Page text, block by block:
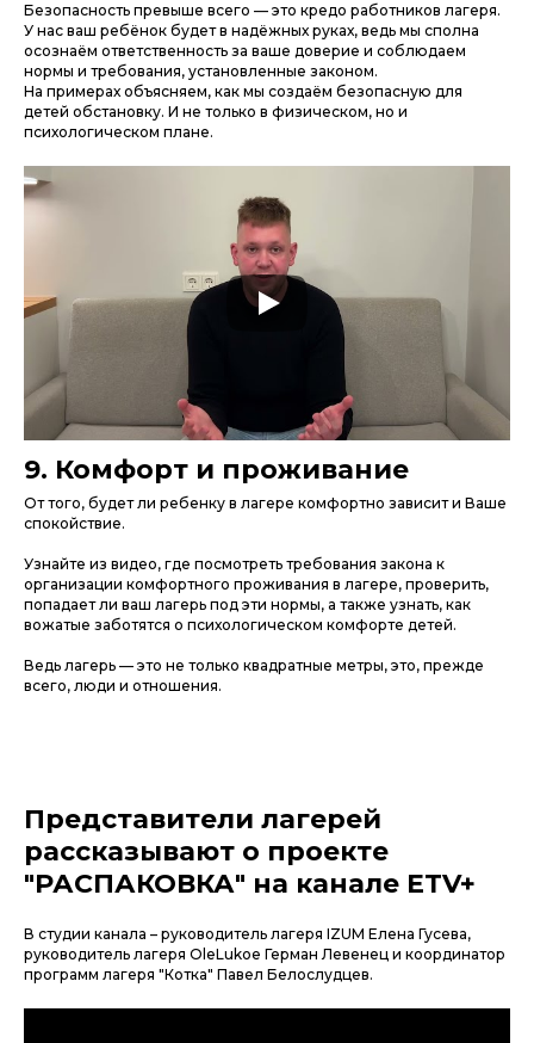
Безопасность превыше всего — это кредо работников лагеря.
У нас ваш ребёнок будет в надёжных руках, ведь мы сполна
осознаём ответственность за ваше доверие и соблюдаем
нормы и требования, установленные законом.
На примерах объясняем, как мы создаём безопасную для
детей обстановку. И не только в физическом, но и
психологическом плане.
9. Комфорт и проживание
От того, будет ли ребенку в лагере комфортно зависит и Ваше
спокойствие.
Узнайте из видео, где посмотреть требования закона к
организации комфортного проживания в лагере, проверить,
попадает ли ваш лагерь под эти нормы, а также узнать, как
вожатые заботятся о психологическом комфорте детей.
Ведь лагерь — это не только квадратные метры, это, прежде
всего, люди и отношения.
Представители лагерей
рассказывают о проекте
"РАСПАКОВКА" на канале ETV+
В студии канала – руководитель лагеря IZUM Елена Гусева,
руководитель лагеря OleLukoe Герман Левенец и координатор
программ лагеря "Котка" Павел Белослудцев.